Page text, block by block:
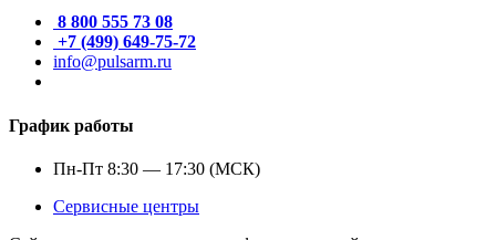
8 800 555 73 08
+7 (499) 649-75-72
info@pulsarm.ru
График работы
Пн-Пт 8:30 — 17:30 (МСК)
Сервисные центры